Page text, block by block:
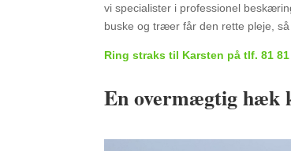
vi specialister i professionel
buske og træer får den rette pleje,
Ring straks til Karsten på tlf. 81 81
En overmægtig hæk